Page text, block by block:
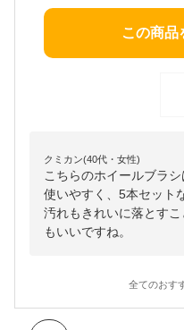
この商品
クミカン(40代・女性)
こちらのホイールブラ
使いやすく、5本セット
汚れもきれいに落とす
もいいですね。
全てのおす